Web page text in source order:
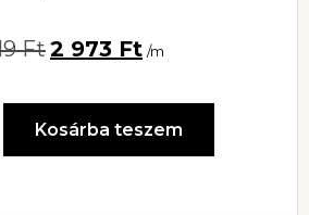
Ft2 973 Ft /m
Kosárba teszem